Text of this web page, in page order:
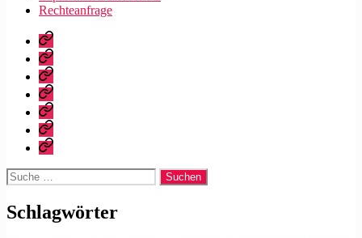
Rechteanfrage
Startseite
Warum
dieser
Blog?
Bibliografie
Vita
Zitate
|
Tweets
Impressum/Datenschutz
Rechteanfrage
Suche
nach:
Schlagwörter